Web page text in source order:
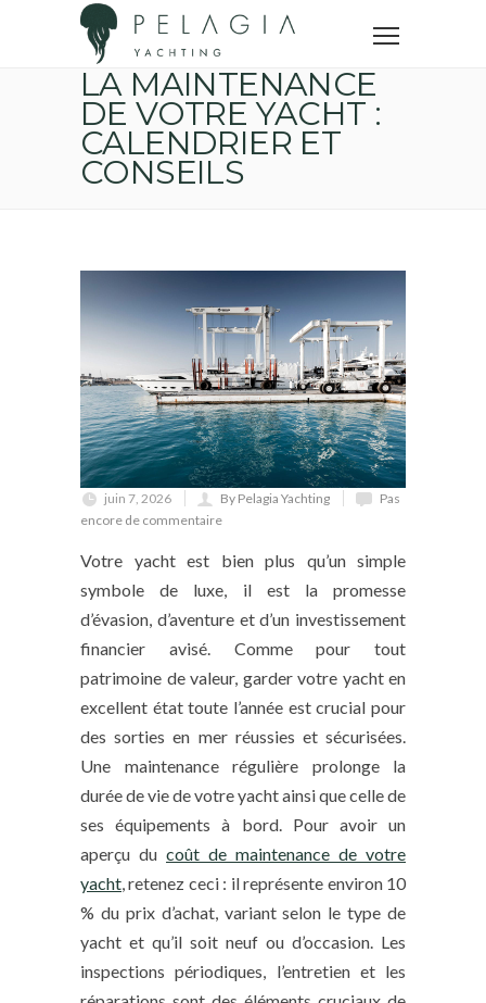
Accueil
Yachting News
La maintenance de votre yacht : calendrier et conseils
LA MAINTENANCE
DE VOTRE YACHT :
CALENDRIER ET
CONSEILS
juin 7, 2026 By Pelagia Yachting
Pas
encore de commentaire
Votre yacht est bien plus qu’un simple
symbole de luxe, il est la promesse
d’évasion, d’aventure et d’un investissement
financier avisé. Comme pour tout
patrimoine de valeur, garder votre yacht en
excellent état toute l’année est crucial pour
des sorties en mer réussies et sécurisées.
Une maintenance régulière prolonge la
durée de vie de votre yacht ainsi que celle de
ses équipements à bord. Pour avoir un
aperçu du coût de maintenance de votre
yacht, retenez ceci : il représente environ 10
% du prix d’achat, variant selon le type de
yacht et qu’il soit neuf ou d’occasion. Les
inspections périodiques, l’entretien et les